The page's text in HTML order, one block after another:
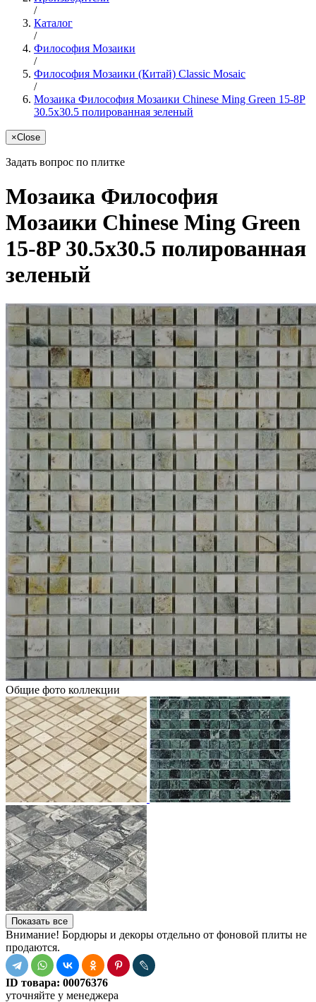
/
Каталог
/
Философия Мозаики
/
Философия Мозаики (Китай) Classic Mosaic
/
Мозаика Философия Мозаики Chinese Ming Green 15-8P
30.5x30.5 полированная зеленый
×Close
Задать вопрос по плитке
Мозаика Философия
Мозаики Chinese Ming Green
15-8P 30.5x30.5 полированная
зеленый
Общие фото коллекции
Показать все
Внимание! Бордюры и декоры отдельно от фоновой плиты не
продаются.
ID товара: 00076376
уточняйте у менеджера